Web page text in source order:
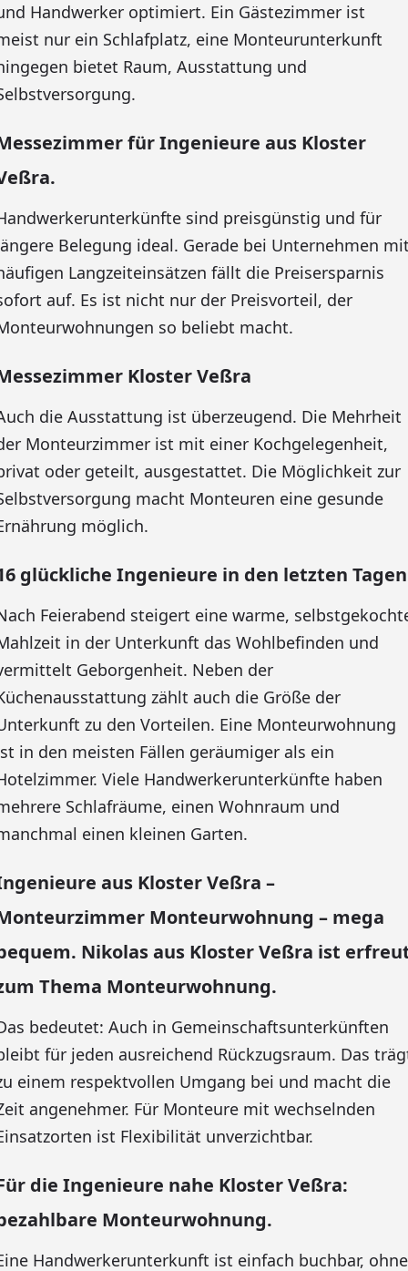
Handwerker optimiert. Ein Gästezimmer ist
nur ein Schlafplatz, eine Monteurunterkunft
bietet Raum, Ausstattung und
für Ingenieure aus Kloster
sind preisgünstig und für
Belegung ideal. Gerade bei Unternehmen
Langzeiteinsätzen fällt die Preisersparnis
auf. Es ist nicht nur der Preisvorteil, der
so beliebt macht.
Kloster Veßra
die Ausstattung ist überzeugend. Die Mehrheit
Monteurzimmer ist mit einer Kochgelegenheit,
oder geteilt, ausgestattet. Die Möglichkeit zur
macht Monteuren eine gesunde
möglich.
glückliche Ingenieure in den letzten
Feierabend steigert eine warme,
in der Unterkunft das Wohlbefinden und
Geborgenheit. Neben der
zählt auch die Größe der
zu den Vorteilen. Eine Monteurwohnung
in den meisten Fällen geräumiger als ein
Viele Handwerkerunterkünfte haben
Schlafräume, einen Wohnraum und
einen kleinen Garten.
aus Kloster Veßra –
Monteurwohnung – mega
Nikolas aus Kloster Veßra ist
Thema Monteurwohnung.
bedeutet: Auch in Gemeinschaftsunterkünften
für jeden ausreichend Rückzugsraum. Das
einem respektvollen Umgang bei und macht die
angenehmer. Für Monteure mit wechselnden
ist Flexibilität unverzichtbar.
die Ingenieure nahe Kloster Veßra:
Monteurwohnung.
Handwerkerunterkunft ist einfach buchbar, ohne